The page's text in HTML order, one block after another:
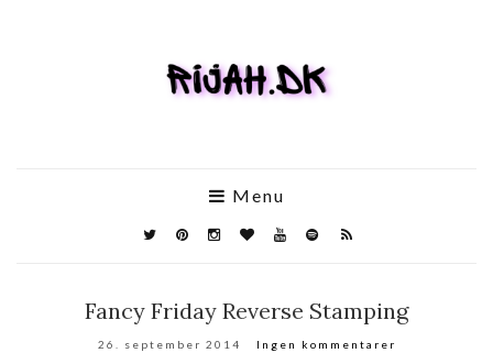
Menu
Fancy Friday Reverse Stamping
26. september 2014 Ingen kommentarer